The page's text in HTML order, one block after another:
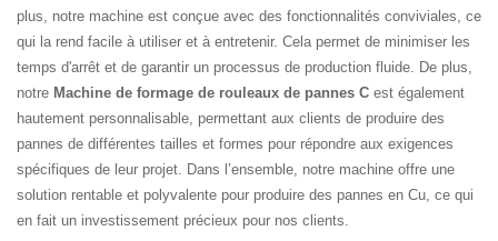
plus, notre machine est conçue avec des fonctionnalités conviviales, ce
qui la rend facile à utiliser et à entretenir. Cela permet de minimiser les
temps d'arrêt et de garantir un processus de production fluide. De plus,
notre Machine de formage de rouleaux de pannes C est également
hautement personnalisable, permettant aux clients de produire des
pannes de différentes tailles et formes pour répondre aux exigences
spécifiques de leur projet. Dans l’ensemble, notre machine offre une
solution rentable et polyvalente pour produire des pannes en Cu, ce qui
en fait un investissement précieux pour nos clients.